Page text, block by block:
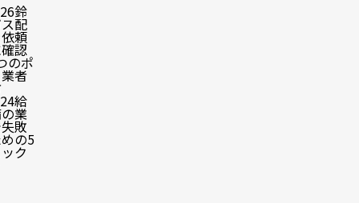
鈴
配
頼
認
のポ
者
給
業
敗
の5
ク